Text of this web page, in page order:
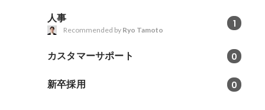
人事 1
Recommended by Ryo Tamoto
カスタマーサポート 0
新卒採用 0